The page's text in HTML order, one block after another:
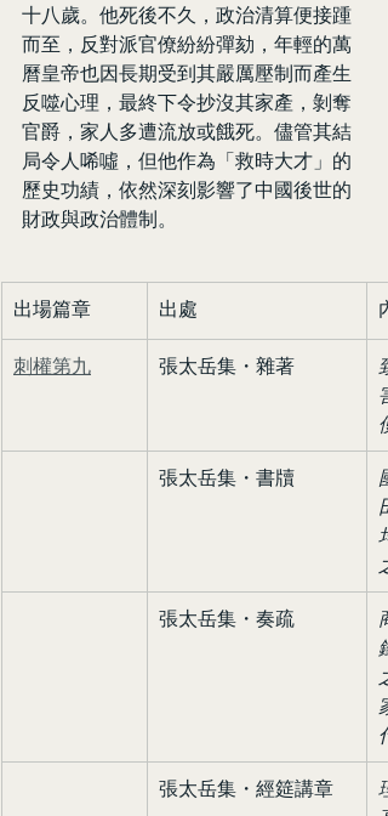
十八歲。他死後不久，政治清算便接踵
而至，反對派官僚紛紛彈劾，年輕的萬
曆皇帝也因長期受到其嚴厲壓制而產生
反噬心理，最終下令抄沒其家產，剝奪
官爵，家人多遭流放或餓死。儘管其結
局令人唏噓，但他作為「救時大才」的
歷史功績，依然深刻影響了中國後世的
財政與政治體制。
出場篇章 出處
刺權第九 張太岳集・雜著
張太岳集・書牘
張太岳集・奏疏
張太岳集・經筵講章